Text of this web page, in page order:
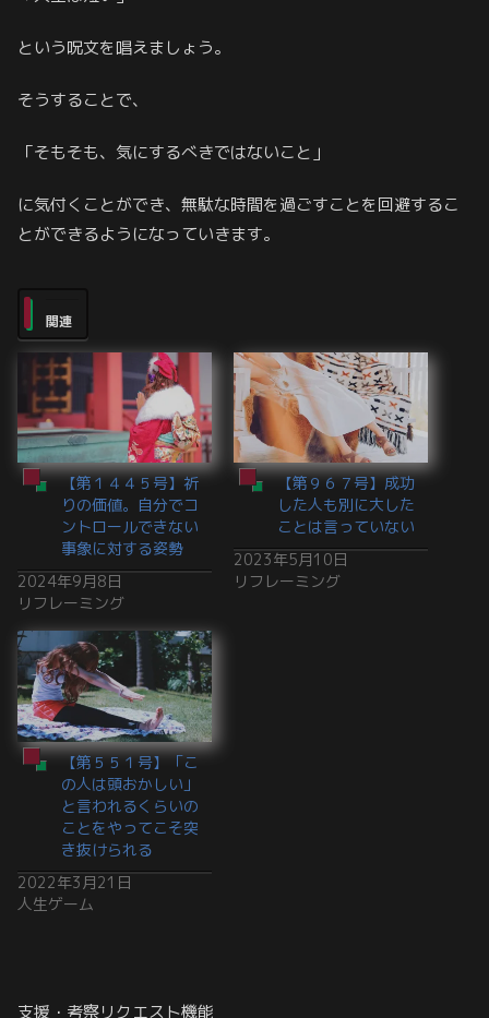
という呪文を唱えましょう。
そうすることで、
「そもそも、気にするべきではないこと」
に気付くことができ、無駄な時間を過ごすことを回避するこ
とができるようになっていきます。
関連
【第１４４５号】祈
りの価値。自分でコ
ントロールできない
事象に対する姿勢
2024年9月8日
リフレーミング
【第９６７号】成功
した人も別に大した
ことは言っていない
2023年5月10日
リフレーミング
【第５５１号】「こ
の人は頭おかしい」
と言われるくらいの
ことをやってこそ突
き抜けられる
2022年3月21日
人生ゲーム
支援・考察リクエスト機能